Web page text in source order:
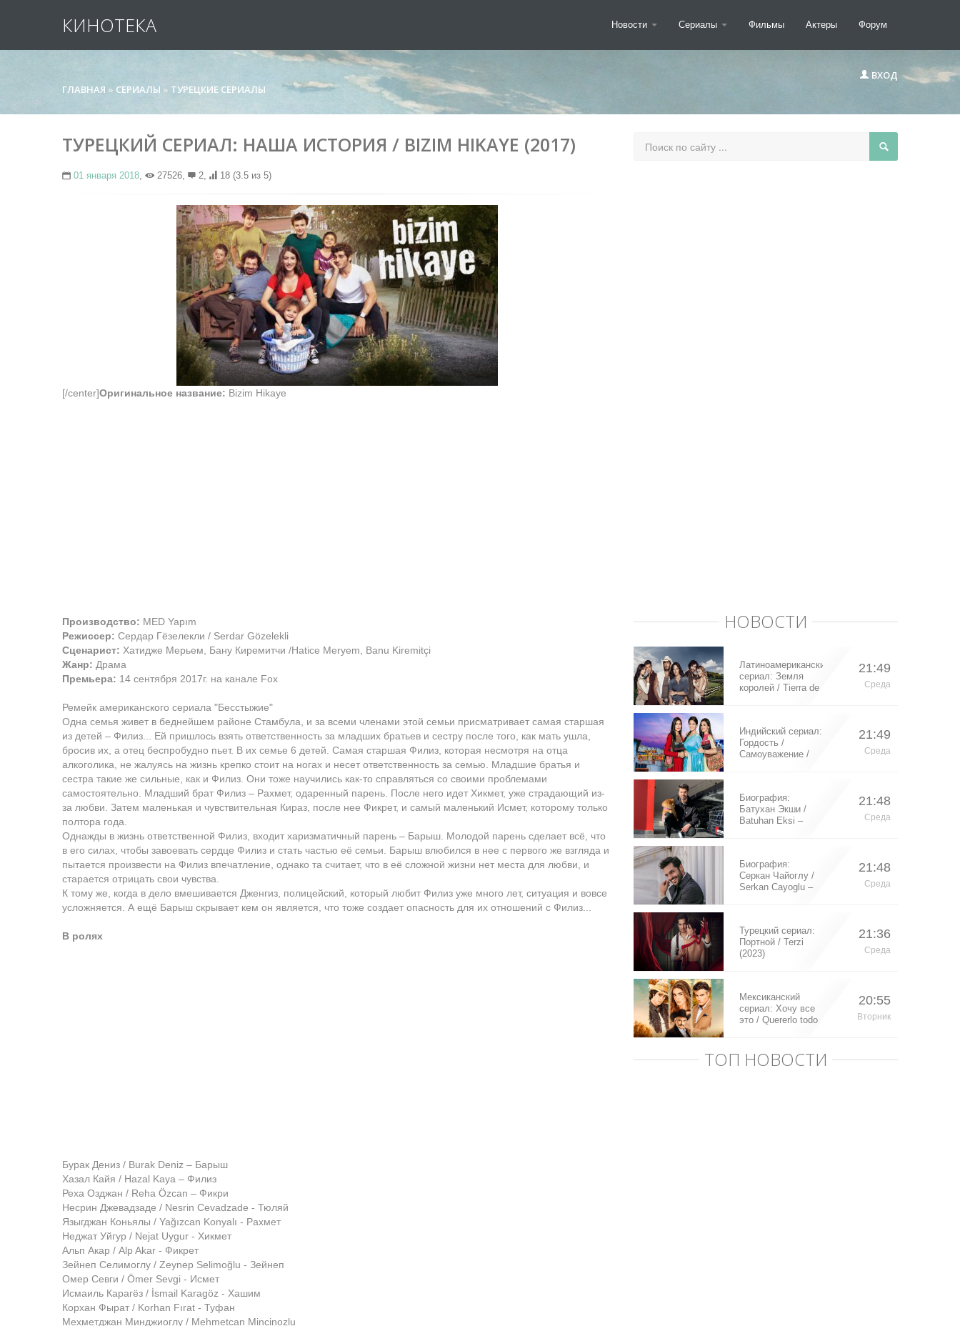
КИНОТЕКА Новости Сериалы Фильмы Актеры Форум
ВХОД
ГЛАВНАЯ » СЕРИАЛЫ » ТУРЕЦКИЕ СЕРИАЛЫ
ТУРЕЦКИЙ СЕРИАЛ: НАША ИСТОРИЯ / BIZIM HIKAYE (2017)
01 января 2018, 27526, 2, 18 (3.5 из 5)
[/center]Оригинальное название: Bizim Hikaye
Производство: MED Yapım
Режиссер: Сердар Гёзелекли / Serdar Gözelekli
Сценарист: Хатидже Мерьем, Бану Киремитчи /Hatice Meryem, Banu Kiremitçi
Жанр: Драма
Премьера: 14 сентября 2017г. на канале Fox
Ремейк американского сериала "Бесстыжие"
Одна семья живет в беднейшем районе Стамбула, и за всеми членами этой семьи присматривает самая старшая
из детей – Филиз... Ей пришлось взять ответственность за младших братьев и сестру после того, как мать ушла,
бросив их, а отец беспробудно пьет. В их семье 6 детей. Самая старшая Филиз, которая несмотря на отца
алкоголика, не жалуясь на жизнь крепко стоит на ногах и несет ответственность за семью. Младшие братья и
сестра такие же сильные, как и Филиз. Они тоже научились как-то справляться со своими проблемами
самостоятельно. Младший брат Филиз – Рахмет, одаренный парень. После него идет Хикмет, уже страдающий из-
за любви. Затем маленькая и чувствительная Кираз, после нее Фикрет, и самый маленький Исмет, которому только
полтора года.
Однажды в жизнь ответственной Филиз, входит харизматичный парень – Барыш. Молодой парень сделает всё, что
в его силах, чтобы завоевать сердце Филиз и стать частью её семьи. Барыш влюбился в нее с первого же взгляда и
пытается произвести на Филиз впечатление, однако та считает, что в её сложной жизни нет места для любви, и
старается отрицать свои чувства.
К тому же, когда в дело вмешивается Дженгиз, полицейский, который любит Филиз уже много лет, ситуация и вовсе
усложняется. А ещё Барыш скрывает кем он является, что тоже создает опасность для их отношений с Филиз...
В ролях
Бурак Дениз / Burak Deniz – Барыш
Хазал Кайя / Hazal Kaya – Филиз
Реха Озджан / Reha Özcan – Фикри
Несрин Джевадзаде / Nesrin Cevadzade - Тюляй
Языгджан Коньялы / Yağızcan Konyalı - Рахмет
Неджат Уйгур / Nejat Uygur - Хикмет
Альп Акар / Alp Akar - Фикрет
Зейнеп Селимоглу / Zeynep Selimoğlu - Зейнеп
Омер Севги / Ömer Sevgi - Исмет
Исмаиль Карагёз / İsmail Karagöz - Хашим
Корхан Фырат / Korhan Fırat - Туфан
Мехметджан Минджиоглу / Mehmetcan Mincinozlu
НОВОСТИ
Латиноамериканский
сериал: Земля
королей / Tierra de
21:49
Среда
Индийский сериал:
Гордость /
Самоуважение /
21:49
Среда
Биография:
Батухан Экши /
Batuhan Eksi –
21:48
Среда
Биография:
Серкан Чайоглу /
Serkan Cayoglu –
21:48
Среда
Турецкий сериал:
Портной / Terzi
(2023)
21:36
Среда
Мексиканский
сериал: Хочу все
это / Quererlo todo
20:55
Вторник
ТОП НОВОСТИ